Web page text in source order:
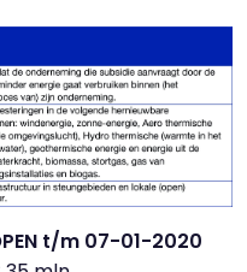
t/m 07-01-2020